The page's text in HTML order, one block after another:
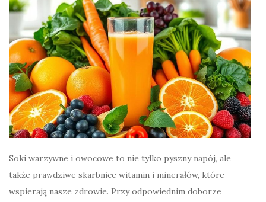
Soki warzywne i owocowe to nie tylko pyszny napój, ale
także prawdziwe skarbnice witamin i minerałów, które
wspierają nasze zdrowie. Przy odpowiednim doborze